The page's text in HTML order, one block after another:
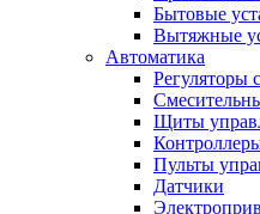
Бытовые
Вытяжные
Автоматика
Регуляторы
Щиты
Пульты
Датчики